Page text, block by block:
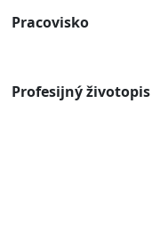
Pracovisko
Profesijný životopis